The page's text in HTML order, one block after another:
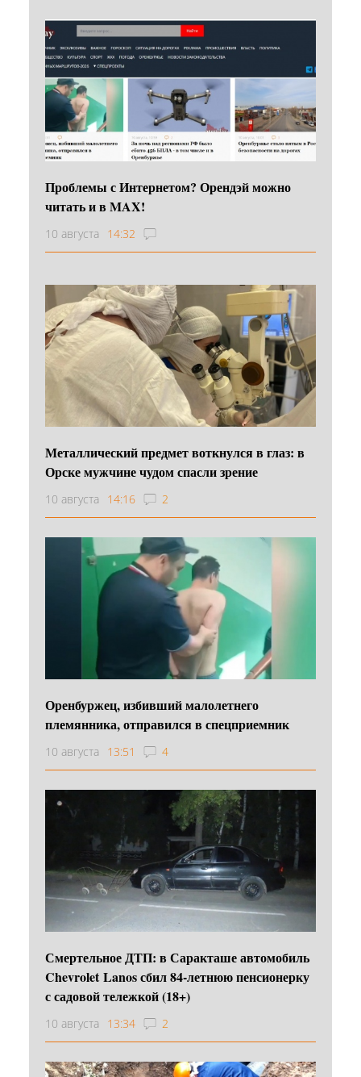
Проблемы с Интернетом? Орендэй можно
читать и в MAX!
10 августа 14:32
Металлический предмет воткнулся в глаз: в
Орске мужчине чудом спасли зрение
10 августа 14:16 2
Оренбуржец, избивший малолетнего
племянника, отправился в спецприемник
10 августа 13:51 4
Смертельное ДТП: в Саракташе автомобиль
Chevrolet Lanos сбил 84-летнюю пенсионерку
с садовой тележкой (18+)
10 августа 13:34 2